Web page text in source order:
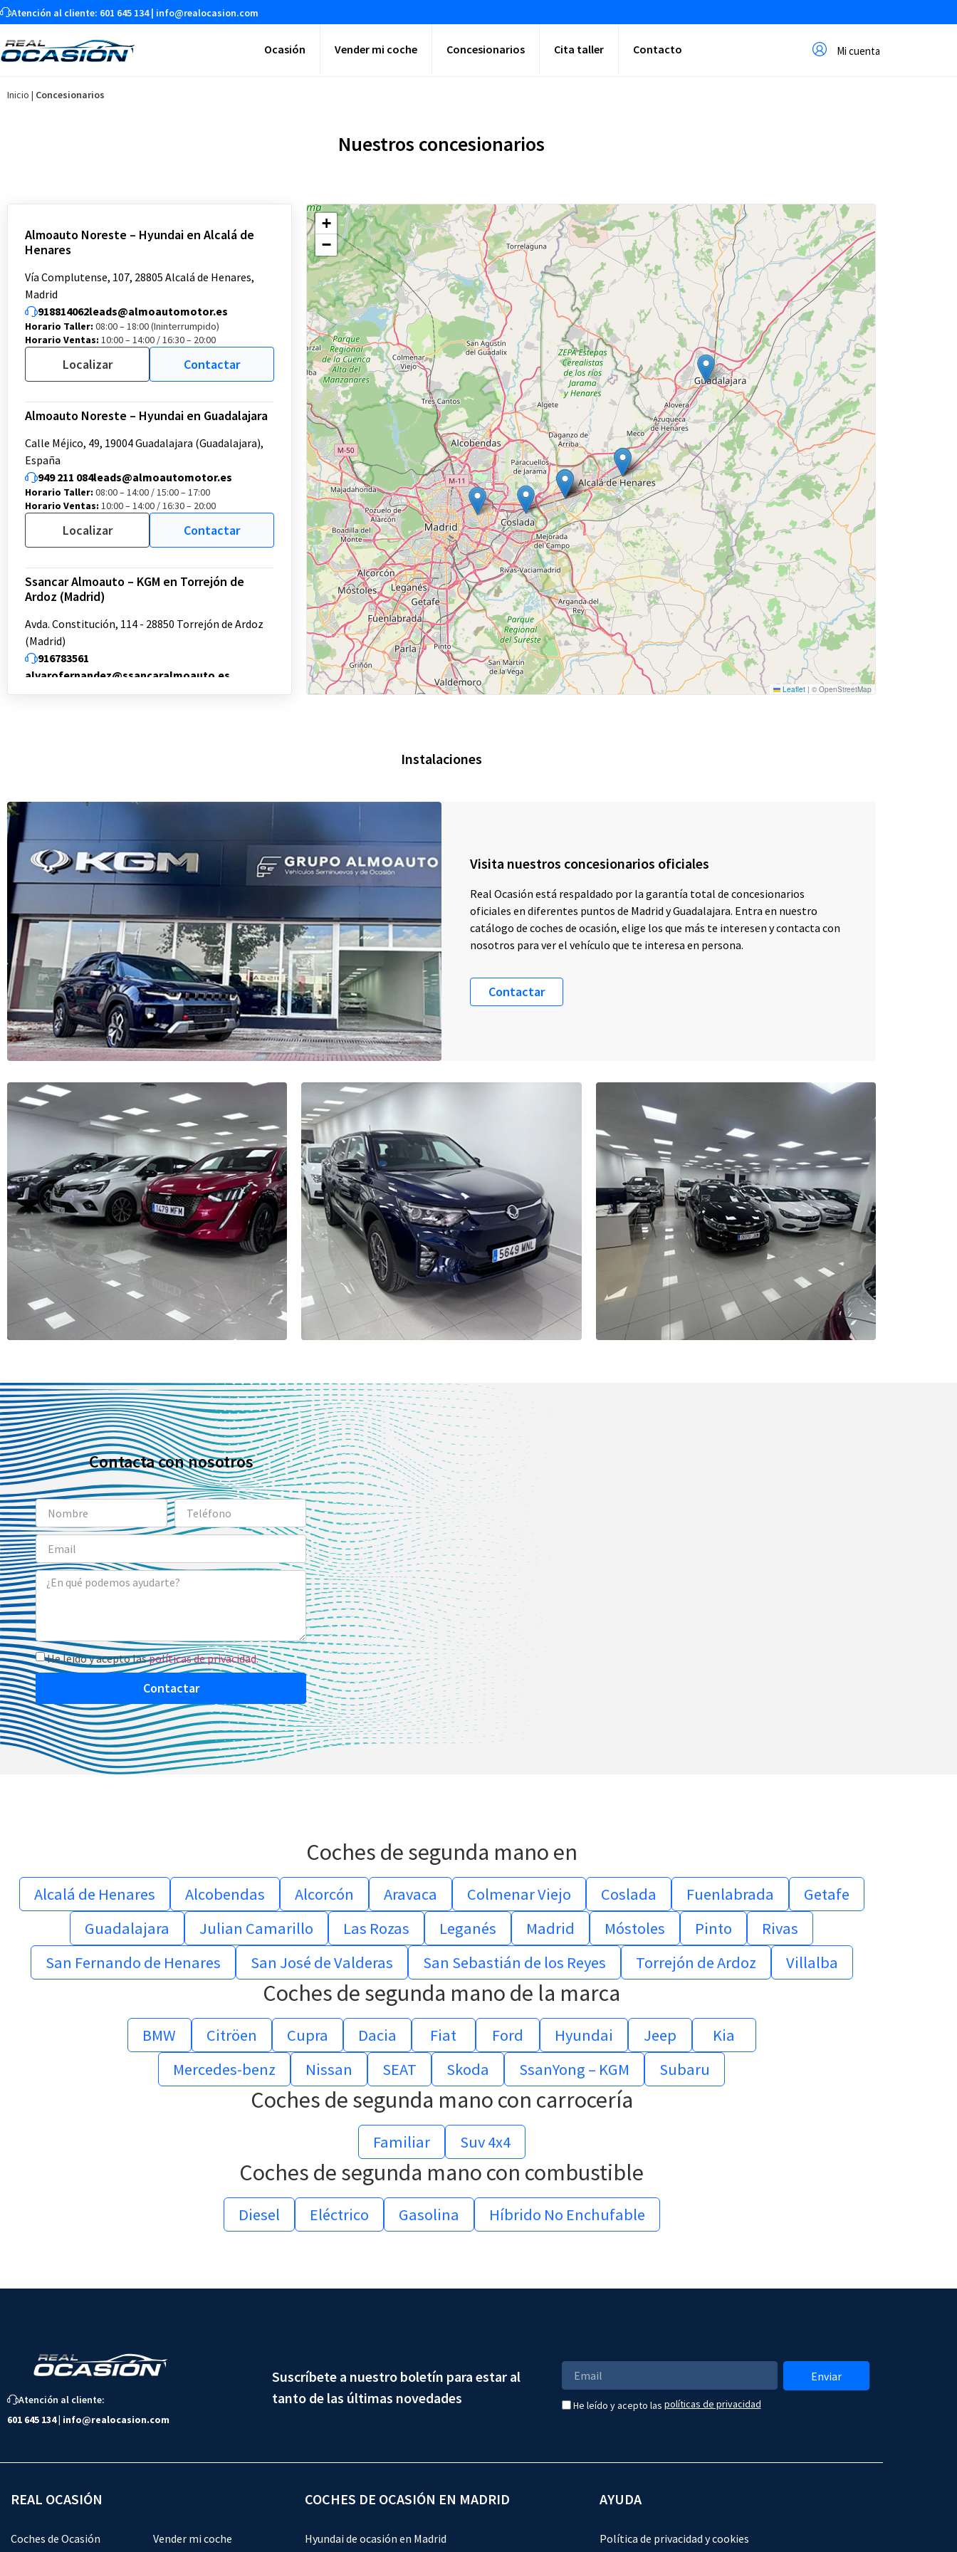
Atención al cliente: 601 645 134| info@realocasion.com
Ocasión Vender mi coche Concesionarios Cita taller Contacto Mi cuenta
Inicio | Concesionarios
Nuestros concesionarios
Almoauto Noreste – Hyundai en Alcalá de
Henares
Vía Complutense, 107, 28805 Alcalá de Henares,
Madrid
918814062leads@almoautomotor.es
Horario Taller: 08:00 – 18:00 (Ininterrumpido)
Horario Ventas: 10:00 – 14:00 / 16:30 – 20:00
Localizar Contactar
Almoauto Noreste – Hyundai en Guadalajara
Calle Méjico, 49, 19004 Guadalajara (Guadalajara),
España
949 211 084leads@almoautomotor.es
Horario Taller: 08:00 – 14:00 / 15:00 – 17:00
Horario Ventas: 10:00 – 14:00 / 16:30 – 20:00
Localizar Contactar
Ssancar Almoauto – KGM en Torrejón de
Ardoz (Madrid)
Avda. Constitución, 114 - 28850 Torrejón de Ardoz
(Madrid)
916783561
alvarofernandez@ssancaralmoauto.es
(Madrid)
alvarofernandez@ssancaralmoauto.es
Horario Taller:08:30 – 13:30 / 15:30 – 18:30
Horario Ventas:
10:00 – 14:00 / 16:30 – 20:00
Localizar
Almoauto Motor – Hyundai en Torrejón de
Ardoz (Madrid)
Avda. Constitución, 116-118 - 28850 Torrejón de
Ardoz (Madrid)
916 775 404leads@almoautomotor.es
Horario Taller:08:30 – 13:30 / 15:30 – 18:30
Horario Ventas:10:00 – 14:00 / 16:30 – 20:00
Localizar Contactar
Almoauto Motor – Hyundai en Madrid
C/ Julián Camarillo, 7B - 28037 Madrid (Madrid)
913 207 461leads@almoautomotor.es
Horario Taller:08:30 – 13:30 / 15:30 – 18:30
Horario Ventas:10:00 – 14:00 / 16:30 – 20:00
Localizar Contactar
Almoauto Motor – Hyundai en Coslada
(Madrid)
Avda. de la Cañada, 54 - 28823 Coslada (Madrid)
916 733 550leads@almoautomotor.es
Localizar Contactar
Almoauto Motor – KGM en Alcalá de Henares
(Madrid)
Vía complutense 98. 28805 Alcala de Henares,
Madrid. - 28805 Alcalá De Henares (Madrid)
649387355 leads@almoautomotor.es
Horario Taller:08:00 – 18:00 (Ininterrumpido)
Horario Ventas:
Localizar Contactar
+
−
Leaflet | © OpenStreetMap
Instalaciones
Visita nuestros concesionarios oficiales
Real Ocasión está respaldado por la garantía total de concesionarios
oficiales en diferentes puntos de Madrid y Guadalajara. Entra en nuestro
catálogo de coches de ocasión, elige los que más te interesen y contacta con
nosotros para ver el vehículo que te interesa en persona.
Contactar
Contacta con nosotros
He leído y acepto laspolíticas de privacidad.
Contactar
Coches de segunda mano en
Alcalá de Henares Alcobendas Alcorcón Aravaca Colmenar Viejo Coslada Fuenlabrada
Getafe
Guadalajara
Julian Camarillo Las Rozas Leganés Madrid Móstoles Pinto
Rivas
San Fernando de Henares
San José de Valderas San Sebastián de los Reyes Torrejón de Ardoz Villalba
Coches de segunda mano de la marca
BMW Citröen Cupra Dacia Fiat Ford Hyundai Jeep
Kia
Mercedes-benz
Nissan SEAT Skoda SsanYong – KGM Subaru
Coches de segunda mano con carrocería
Familiar Suv 4x4
Coches de segunda mano con combustible
Diesel Eléctrico Gasolina Híbrido No Enchufable
Atención al cliente:
601 645 134| info@realocasion.com
Suscríbete a nuestro boletín para estar al
tanto de las últimas novedades
He leído y acepto las políticas de privacidad
Enviar
REAL OCASIÓN
Coches de Ocasión
Vender mi coche
COCHES DE OCASIÓN EN MADRID
Hyundai de ocasión en Madrid
AYUDA
Política de privacidad y cookies